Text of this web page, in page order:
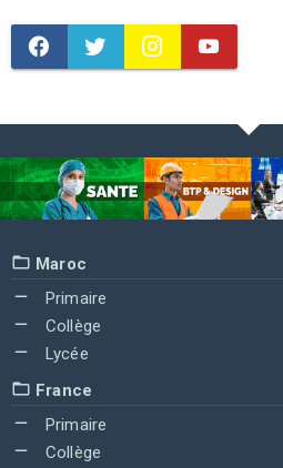
Maroc
Primaire
Collège
Lycée
France
Primaire
Collège